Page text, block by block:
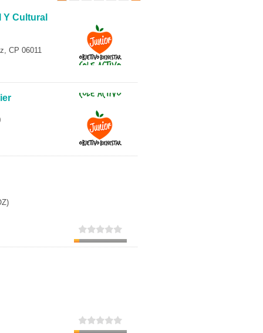
Secundaria
Y Cultural
CP 06011